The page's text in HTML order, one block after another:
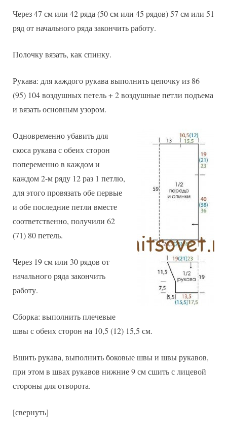
Через 47 см или 42 ряда (50 см или 45 рядов) 57 см или 51
ряд от начального ряда закончить работу.
Полочку вязать, как спинку.
Рукава: для каждого рукава выполнить цепочку из 86
(95) 104 воздушных петель + 2 воздушные петли подъема
и вязать основным узором.
Одновременно убавить для
скоса рукава с обеих сторон
попеременно в каждом и
каждом 2-м ряду 12 раз 1 петлю,
для этого провязать обе первые
и обе последние петли вместе
соответственно, получили 62
(71) 80 петель.
Через 19 см или 30 рядов от
начального ряда закончить
работу.
Сборка: выполнить плечевые
швы с обеих сторон на 10,5 (12) 15,5 см.
Вшить рукава, выполнить боковые швы и швы рукавов,
при этом в швах рукавов нижние 9 см сшить с лицевой
стороны для отворота.
[свернуть]